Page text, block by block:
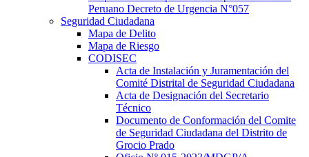
Peruano Decreto de Urgencia N°057
Seguridad Ciudadana
Mapa de Delito
Mapa de Riesgo
CODISEC
Acta de Instalación y Juramentación del
Comité Distrital de Seguridad Ciudadana
Acta de Designación del Secretario
Técnico
Documento de Conformación del Comite
de Seguridad Ciudadana del Distrito de
Grocio Prado